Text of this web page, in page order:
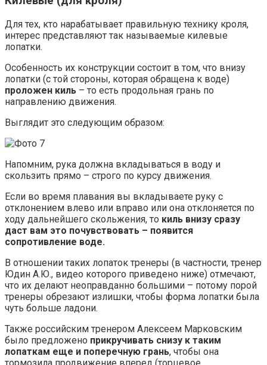
Для тех, кто нарабатывает правильную технику кроля,
интерес представляют так называемые килевые
лопатки.
Особенность их конструкции состоит в том, что внизу
лопатки (с той стороны, которая обращена к воде)
проложен киль – то есть продольная грань по
направлению движения.
Выглядит это следующим образом:
Напомним, рука должна вкладываться в воду и
скользить прямо – строго по курсу движения.
Если во время плавания вы вкладываете руку с
отклонением влево или вправо или она отклоняется по
ходу дальнейшего скольжения, то киль внизу сразу
даст вам это почувствовать – появится
сопротивление воде.
В отношении таких лопаток тренеры (в частности, тренер
Юдин А.Ю., видео которого приведено ниже) отмечают,
что их делают неоправданно большими – потому порой
тренеры обрезают излишки, чтобы форма лопатки была
чуть больше ладони.
Также российским тренером Алексеем Марковским
было предложено прикручивать снизу к таким
лопаткам еще и поперечную грань, чтобы она